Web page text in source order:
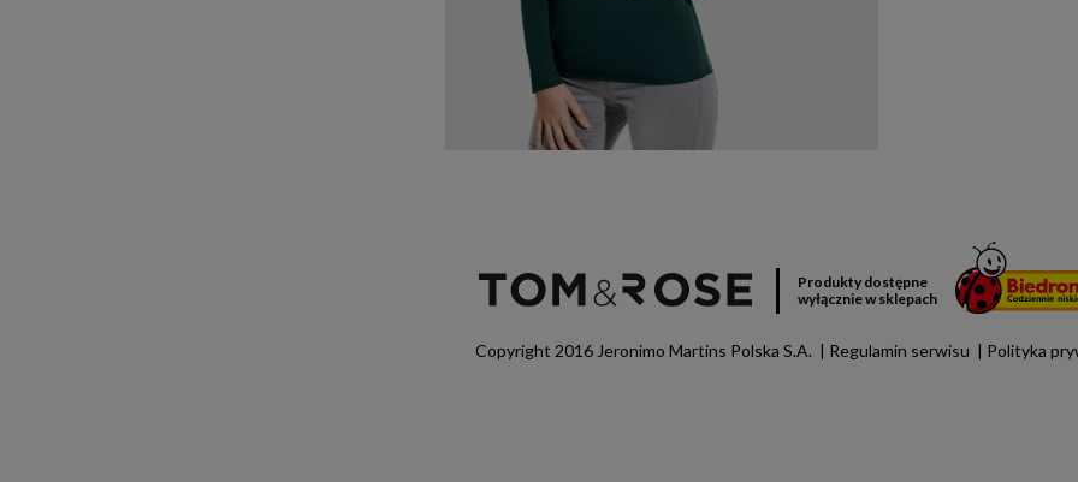
Produkty dostępne
wyłącznie w sklepach
Copyright 2016 Jeronimo Martins Polska S.A. Regulamin serwisu Polityka